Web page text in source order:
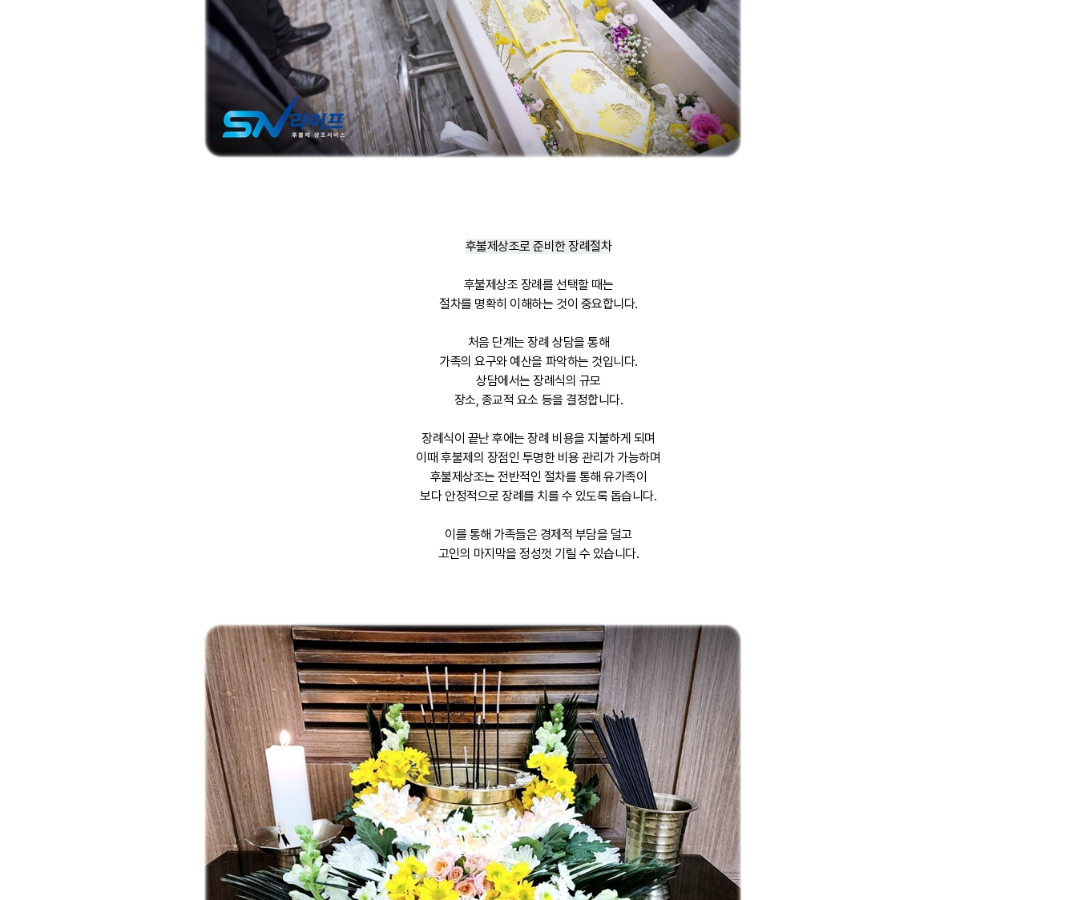
후불제상조로 준비한 장례절차
후불제상조 장례를 선택할 때는
절차를 명확히 이해하는 것이 중요합니다.
처음 단계는 장례 상담을 통해
가족의 요구와 예산을 파악하는 것입니다.
상담에서는 장례식의 규모
장소, 종교적 요소 등을 결정합니다.
장례식이 끝난 후에는 장례 비용을 지불하게 되며
이때 후불제의 장점인 투명한 비용 관리가 가능하며
후불제상조는 전반적인 절차를 통해 유가족이
보다 안정적으로 장례를 치를 수 있도록 돕습니다.
이를 통해 가족들은 경제적 부담을 덜고
고인의 마지막을 정성껏 기릴 수 있습니다.